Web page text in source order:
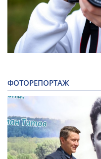
ФОТОРЕПОРТАЖ